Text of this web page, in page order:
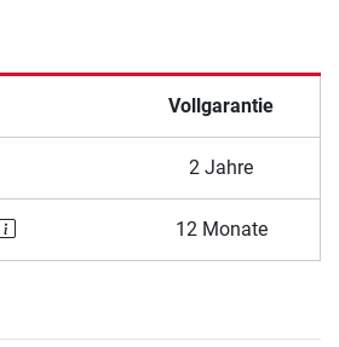
Vollgarantie
2 Jahre
12 Monate